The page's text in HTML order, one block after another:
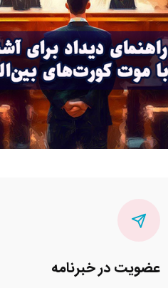
عضویت در خبرنامه